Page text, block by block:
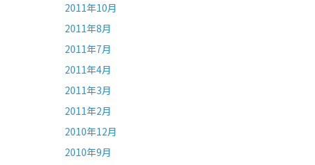
2011年10月
2011年8月
2011年7月
2011年4月
2011年3月
2011年2月
2010年12月
2010年9月